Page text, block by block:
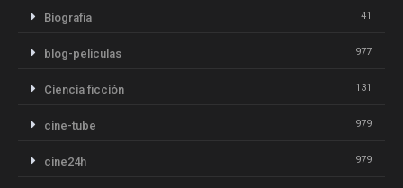
Biografia 41
blog-peliculas 977
Ciencia ficción 131
cine-tube 979
cine24h 979